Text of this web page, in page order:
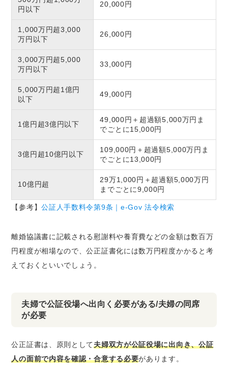
円以下
20,000円
1,000万円超3,000
万円以下
26,000円
3,000万円超5,000
万円以下
33,000円
5,000万円超1億円
以下
49,000円
1億円超3億円以下
49,000円＋超過額5,000万円ま
でごとに15,000円
3億円超10億円以下
109,000円＋超過額5,000万円ま
でごとに13,000円
10億円超
29万1,000円＋超過額5,000万円
までごとに9,000円
【参考】公証人手数料令第9条｜e-Gov 法令検索
離婚協議書に記載される慰謝料や養育費などの金額は数百万
円程度が相場なので、公正証書化には数万円程度かかると考
えておくといいでしょう。
夫婦で公証役場へ出向く必要がある/夫婦の同席
が必要
公正証書は、原則として夫婦双方が公証役場に出向き、公証
人の面前で内容を確認・合意する必要があります。